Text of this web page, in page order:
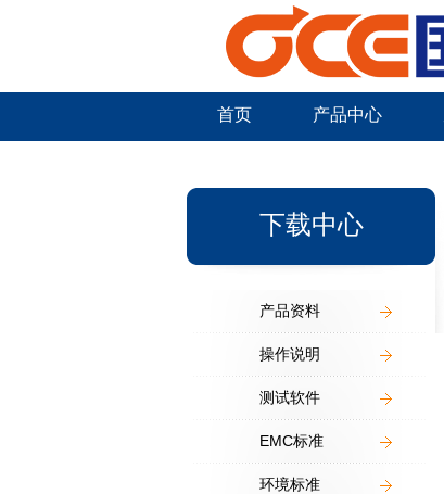
首页 产品中心
下载中心
产品资料
操作说明
测试软件
EMC标准
环境标准